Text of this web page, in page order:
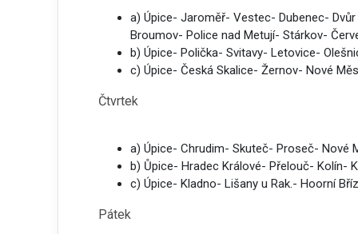
a) Úpice- Jaroměř- Vestec- Dubenec-
Broumov- Police nad Metují- Stárkov-
b) Úpice- Polička- Svitavy- Letovice-
c) Úpice- Česká Skalice- Žernov- Nové
Čtvrtek
a) Úpice- Chrudim- Skuteč- Proseč- Nové
b) Ůpice- Hradec Králové- Přelouč- Kolín-
c) Úpice- Kladno- Lišany u Rak.- Hoorní
Pátek